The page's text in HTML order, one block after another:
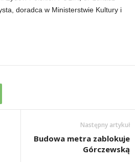
doradca w Ministerstwie Kultury i
Następny artykuł
Budowa metra zablokuje
Górczewską